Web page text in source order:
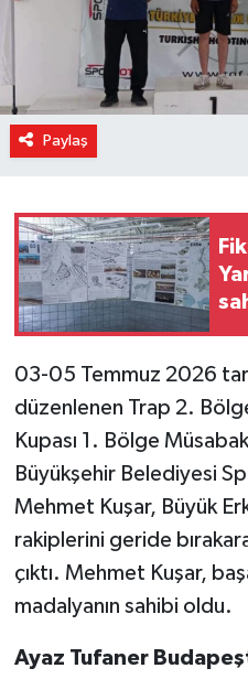
Paylaş
03-05 Temmuz 2026
düzenlenen Trap 2.
Kupası 1. Bölge
Büyükşehir Belediyesi
Mehmet Kuşar, Büyük
rakiplerini geride
çıktı. Mehmet Kuşar,
madalyanın sahibi oldu.
Ayaz Tufaner
Son Dakika
Spor